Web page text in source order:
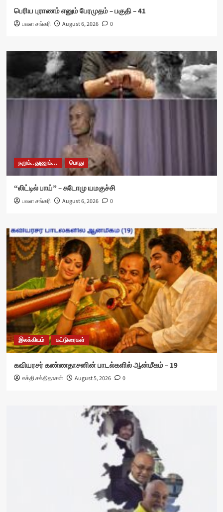
பெரிய புராணம் எனும் பேரமுதம் – பகுதி – 41
பவள சங்கரி August 6, 2026 0
நறுக்..துணுக்... பொது
“லிட்டில் பாய்” – சுடோமு யமகுச்சி
பவள சங்கரி August 6, 2026 0
இலக்கியம் கட்டுரைகள்
கவியரசர் கண்ணதாசனின் பாடல்களில் ஆன்மீகம் – 19
சக்தி சக்திதாசன் August 5, 2026 0